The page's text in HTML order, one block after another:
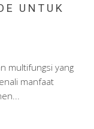
UNTUK
multifungsi yang
manfaat